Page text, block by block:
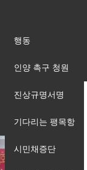
행동
인양 촉구 청원
진상규명서명
기다리는 팽목항
시민채증단